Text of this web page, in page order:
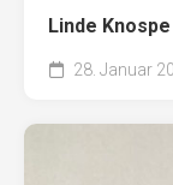
Linde Knospe
28. Januar